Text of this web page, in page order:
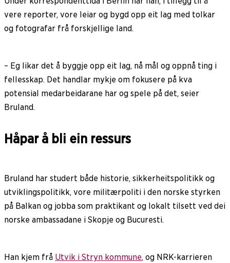
vere reporter, vore leiar og bygd opp eit lag med tolkar
og fotografar frå forskjellige land.
– Eg likar det å byggje opp eit lag, nå mål og oppnå ting i
fellesskap. Det handlar mykje om fokusere på kva
potensial medarbeidarane har og spele på det, seier
Bruland.
Håpar å bli ein ressurs
Bruland har studert både historie, sikkerheitspolitikk og
utviklingspolitikk, vore militærpoliti i den norske styrken
på Balkan og jobba som praktikant og lokalt tilsett ved dei
norske ambassadane i Skopje og Bucuresti.
Han kjem frå Utvik i Stryn kommune, og NRK-karrieren